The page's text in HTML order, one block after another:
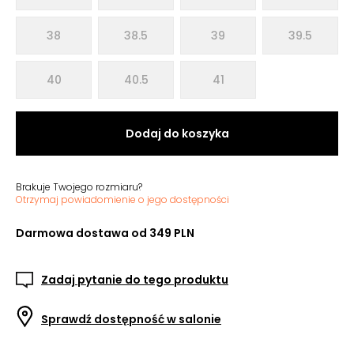
38 38.5 39 39.5
40 40.5 41
Dodaj do koszyka
Brakuje Twojego rozmiaru?
Otrzymaj powiadomienie o jego dostępności
Darmowa dostawa od 349 PLN
Zadaj pytanie do tego produktu
Sprawdź dostępność w salonie